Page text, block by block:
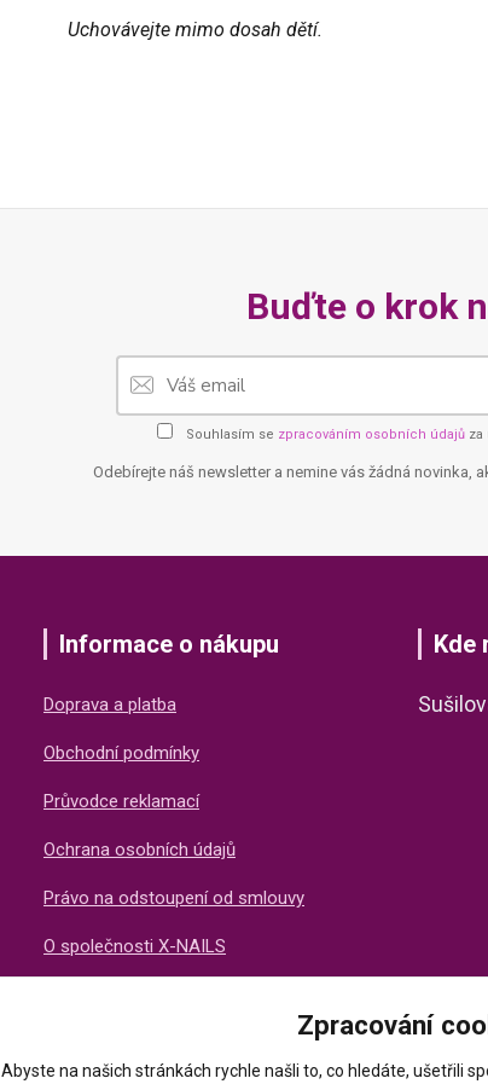
Uchovávejte mimo dosah dětí.
Buďte o krok
Souhlasím se zpracováním osobních údajů za
Odebírejte náš newsletter a nemine vás žádná novinka,
Informace o nákupu
Doprava a platba
Obchodní podmínky
Průvodce reklamací
Ochrana osobních údajů
Právo na odstoupení od smlouvy
O společnosti X-NAILS
Kde
Zpracování
Abyste na našich stránkách rychle našli to, co hledáte, ušetřili